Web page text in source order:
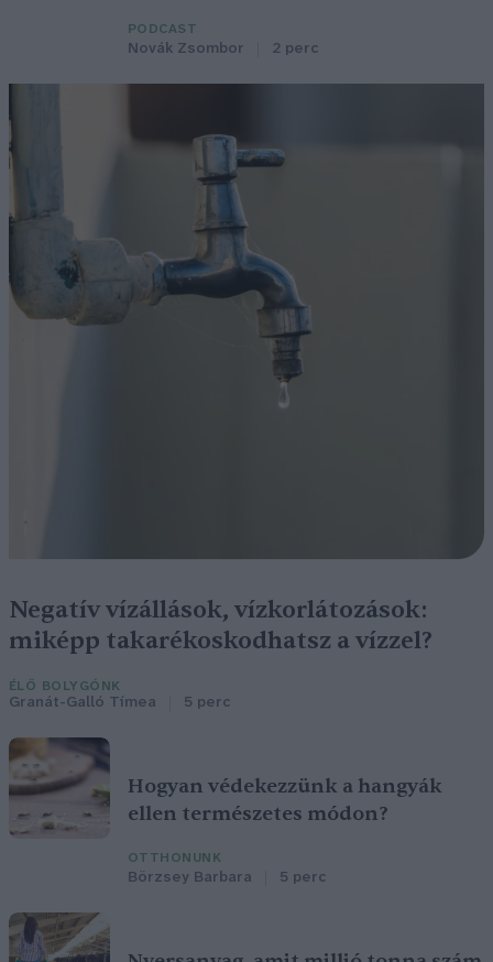
PODCAST
Novák Zsombor 2 perc
Negatív vízállások, vízkorlátozások:
miképp takarékoskodhatsz a vízzel?
ÉLŐ BOLYGÓNK
Granát-Galló Tímea 5 perc
Hogyan védekezzünk a hangyák
ellen természetes módon?
OTTHONUNK
Börzsey Barbara 5 perc